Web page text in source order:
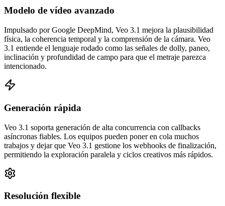
Modelo de vídeo avanzado
Impulsado por Google DeepMind, Veo 3.1 mejora la plausibilidad
física, la coherencia temporal y la comprensión de la cámara. Veo
3.1 entiende el lenguaje rodado como las señales de dolly, paneo,
inclinación y profundidad de campo para que el metraje parezca
intencionado.
Generación rápida
Veo 3.1 soporta generación de alta concurrencia con callbacks
asíncronas fiables. Los equipos pueden poner en cola muchos
trabajos y dejar que Veo 3.1 gestione los webhooks de finalización,
permitiendo la exploración paralela y ciclos creativos más rápidos.
Resolución flexible